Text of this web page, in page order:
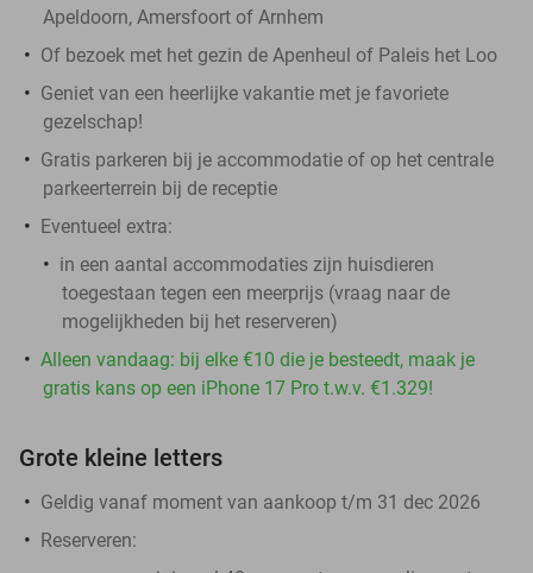
Apeldoorn, Amersfoort of Arnhem
Of bezoek met het gezin de Apenheul of Paleis het Loo
Geniet van een heerlijke vakantie met je favoriete
gezelschap!
Gratis parkeren bij je accommodatie of op het centrale
parkeerterrein bij de receptie
Eventueel extra:
in een aantal accommodaties zijn huisdieren
toegestaan tegen een meerprijs (vraag naar de
mogelijkheden bij het reserveren)
Alleen vandaag: bij elke €10 die je besteedt, maak je
gratis kans op een iPhone 17 Pro t.w.v. €1.329!
Grote kleine letters
Geldig vanaf moment van aankoop t/m 31 dec 2026
Reserveren: